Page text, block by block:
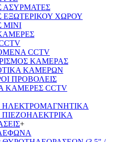
ΑΣΥΡΜΑΤΕΣ
ΕΞΩΤΕΡΙΚΟΥ ΧΩΡΟΥ
CCTV
ΚΑΜΕΡΑΣ
ΚΑΜΕΡΩΝ
ΠΡΟΒΟΛΕΙΣ
ΚΑΜΕΡΕΣ CCTV
ΗΛΕΚΤΡΟΜΑΓΝΗΤΙΚΑ
ΠΙΕΖΟΗΛΕΚΤΡΙΚΑ
+